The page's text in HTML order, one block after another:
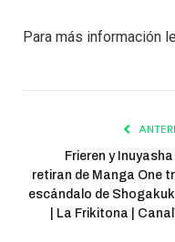
Para más información
Frieren y
retiran de Manga One
escándalo de
| La Frikitona |